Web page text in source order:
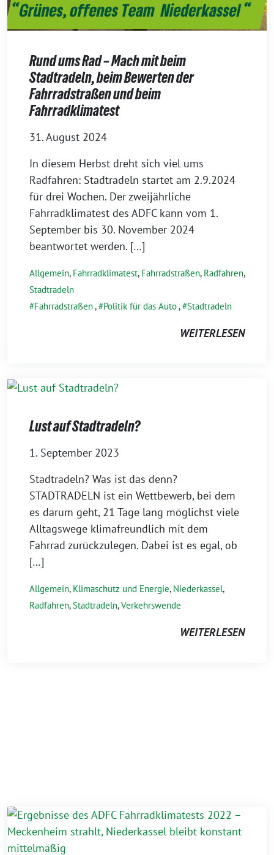
Rund ums Rad – Mach mit beim
Stadtradeln, beim Bewerten der
Fahrradstraßen und beim
Fahrradklimatest
31. August 2024
In diesem Herbst dreht sich viel ums
Radfahren: Stadtradeln startet am 2.9.2024
für drei Wochen. Der zweijährliche
Fahrradklimatest des ADFC kann vom 1.
September bis 30. November 2024
beantwortet werden. […]
Allgemein, Fahrradklimatest, Fahrradstraßen, Radfahren,
Stadtradeln
Fahrradstraßen, Politik für das Auto, Stadtradeln
WEITERLESEN
Lust auf Stadtradeln?
1. September 2023
Stadtradeln? Was ist das denn?
STADTRADELN ist ein Wettbewerb, bei dem
es darum geht, 21 Tage lang möglichst viele
Alltagswege klimafreundlich mit dem
Fahrrad zurückzulegen. Dabei ist es egal, ob
[…]
Allgemein, Klimaschutz und Energie, Niederkassel,
Radfahren,Stadtradeln,Verkehrswende
WEITERLESEN